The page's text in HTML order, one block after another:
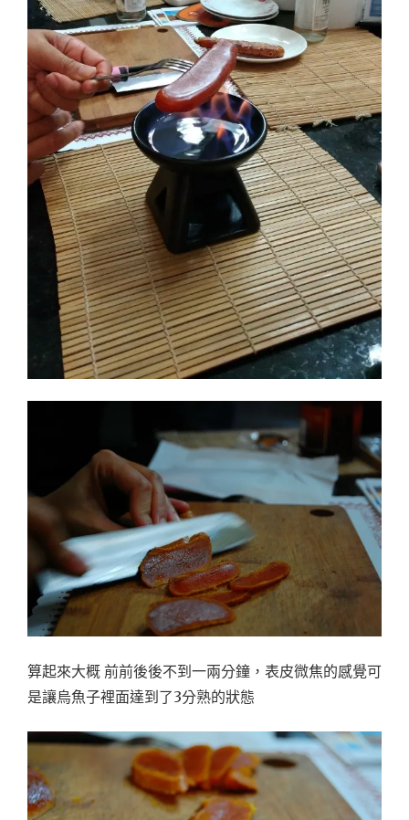
算起來大概 前前後後不到一兩分鐘，表皮微焦的感覺可
是讓烏魚子裡面達到了3分熟的狀態